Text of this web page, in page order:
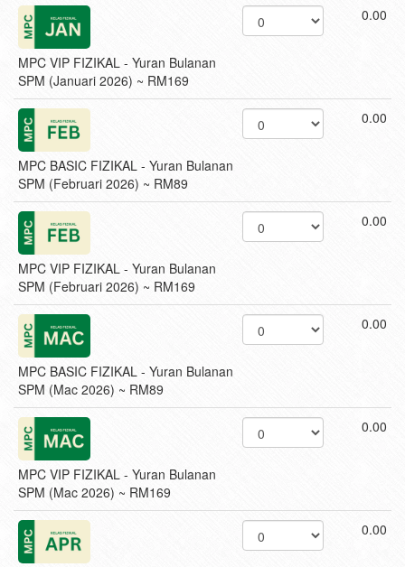
MPC VIP FIZIKAL - Yuran Bulanan
SPM (Januari 2026) ~ RM169
0.00
MPC BASIC FIZIKAL - Yuran Bulanan
SPM (Februari 2026) ~ RM89
0.00
MPC VIP FIZIKAL - Yuran Bulanan
SPM (Februari 2026) ~ RM169
0.00
MPC BASIC FIZIKAL - Yuran Bulanan
SPM (Mac 2026) ~ RM89
0.00
MPC VIP FIZIKAL - Yuran Bulanan
SPM (Mac 2026) ~ RM169
0.00
0.00